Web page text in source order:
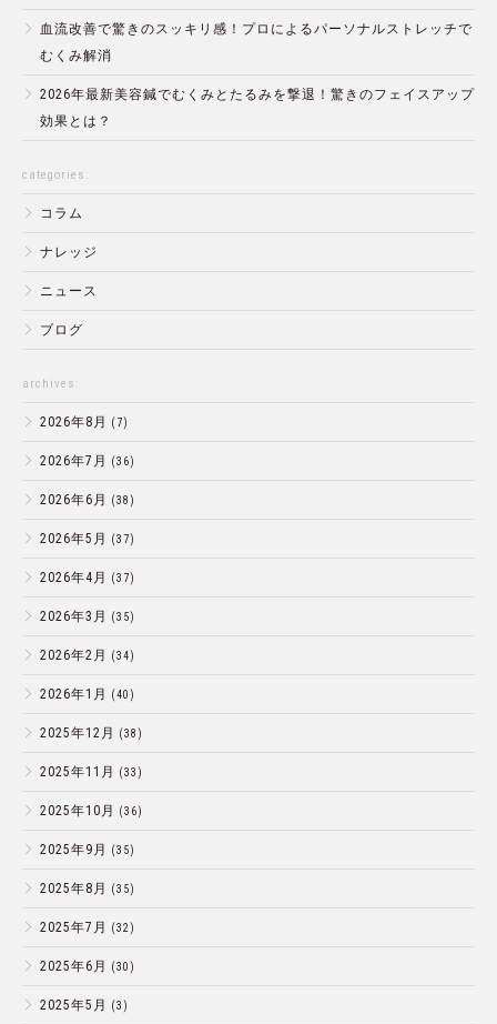
血流改善で驚きのスッキリ感！プロによるパーソナルストレッチで
むくみ解消
2026年最新美容鍼でむくみとたるみを撃退！驚きのフェイスアップ
効果とは？
categories:
コラム
ナレッジ
ニュース
ブログ
archives:
2026年8月 (7)
2026年7月 (36)
2026年6月 (38)
2026年5月 (37)
2026年4月 (37)
2026年3月 (35)
2026年2月 (34)
2026年1月 (40)
2025年12月 (38)
2025年11月 (33)
2025年10月 (36)
2025年9月 (35)
2025年8月 (35)
2025年7月 (32)
2025年6月 (30)
2025年5月 (3)